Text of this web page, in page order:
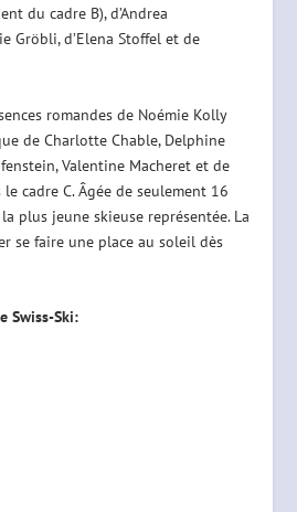
du cadre B), d’Andrea
Gröbli, d’Elena Stoffel et de
romandes de Noémie Kolly
de Charlotte Chable, Delphine
Valentine Macheret et de
cadre C. Âgée de seulement 16
plus jeune skieuse représentée. La
se faire une place au soleil dès
Swiss-Ski: